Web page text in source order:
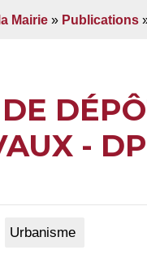
Mairie » Publications
-
Urbanisme